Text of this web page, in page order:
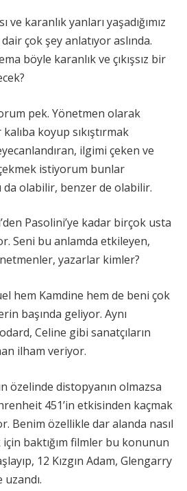
ve karanlık yanları yaşadığımız
çok şey anlatıyor aslında.
böyle karanlık ve çıkışsız bir
pek. Yönetmen olarak
koyup sıkıştırmak
ilgimi çeken ve
istiyorum bunlar
olabilir, benzer de olabilir.
Pasolini’ye kadar birçok usta
Seni bu anlamda etkileyen,
yazarlar kimler?
hem Kamdine hem de beni çok
başında geliyor. Aynı
Celine gibi sanatçıların
ilham veriyor.
özelinde distopyanın olmazsa
451’in etkisinden kaçmak
Benim özellikle dar alanda nasıl
için baktığım filmler bu konunun
12 Kızgın Adam, Glengarry